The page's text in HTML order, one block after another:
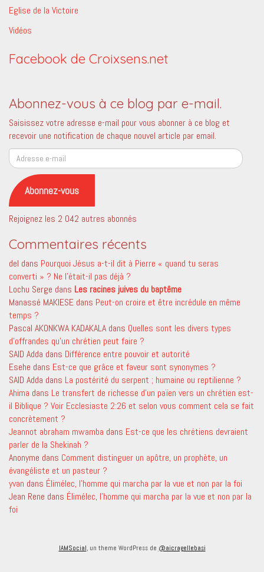
Eglise de la Victoire
Vidéos
Facebook de Croixsens.net
Abonnez-vous à ce blog par e-mail.
Saisissez votre adresse e-mail pour vous abonner à ce blog et
recevoir une notification de chaque nouvel article par email.
Adresse
e-
mail
Abonnez-vous
Rejoignez les 2 042 autres abonnés
Commentaires récents
del dans Pourquoi Jésus a-t-il dit à Pierre « quand tu seras
converti » ? Ne l’était-il pas déjà ?
Lochu Serge dans Les racines juives du baptême
Manassé MAKIESE dans Peut-on croire et être incrédule en même
temps ?
Pascal AKONKWA KADAKALA dans Quelles sont les divers types
d’offrandes qu’un chrétien peut faire ?
SAID Adda dans Différence entre pouvoir et autorité
Esehe dans Est-ce que grâce et faveur sont synonymes ?
SAID Adda dans La postérité du serpent ; humaine ou reptilienne ?
Ahima dans Le transfert de richesse d’un païen vers un chrétien est-
il Biblique ? Voir Ecclesiaste 2:26 et selon vous comment cela se fait
concrètement ?
Jeannot abraham mwamba dans Est-ce que les chrétiens devraient
parler de la Shekinah ?
Anonyme dans Comment distinguer un apôtre, un prophète, un
évangéliste et un pasteur ?
yvan dans Élimélec, l’homme qui marcha par la vue et non par la foi
Jean Rene dans Élimélec, l’homme qui marcha par la vue et non par la
foi
IAMSocial, un theme WordPress de @aicragellebasi